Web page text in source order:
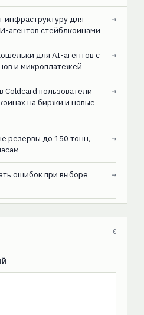
инфраструктуру для
агентов стейблкоинами
→
для AI-агентов с
и микроплатежей
→
пользователи
на биржи и новые
→
резервы до 150 тонн,
→
ошибок при выборе
→
0